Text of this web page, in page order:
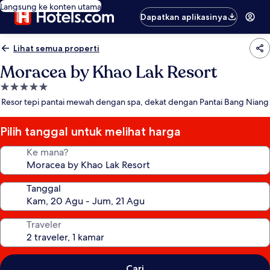
Langsung ke konten utama
Dapatkan aplikasinya
Lihat semua properti
Moracea by Khao Lak Resort
Properti
bintang
Resor tepi pantai mewah dengan spa, dekat dengan Pantai Bang Niang
Pilih tanggal untuk melihat harga
Ke mana?
Tanggal
Traveler